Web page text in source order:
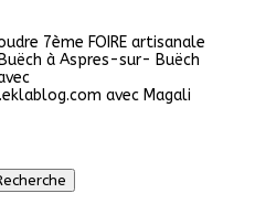
7ème FOIRE artisanale
à Aspres-sur- Buëch
avec Magali